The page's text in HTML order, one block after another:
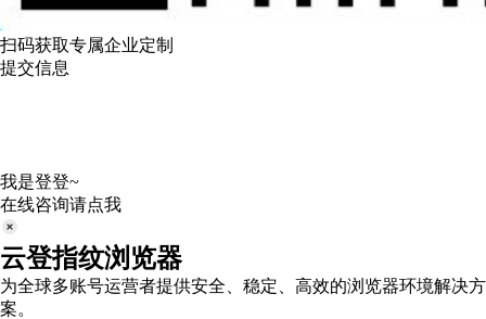
扫码获取专属企业定制
提交信息
我是登登~
在线咨询请点我
云登指纹浏览器
为全球多账号运营者提供安全、稳定、高效的浏览器环境解决方
案。